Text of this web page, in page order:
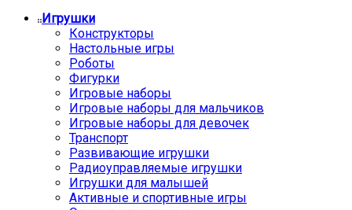
Игрушки
Конструкторы
Настольные игры
Роботы
Фигурки
Игровые наборы
Игровые наборы для мальчиков
Игровые наборы для девочек
Транспорт
Развивающие игрушки
Радиоуправляемые игрушки
Игрушки для малышей
Активные и спортивные игры